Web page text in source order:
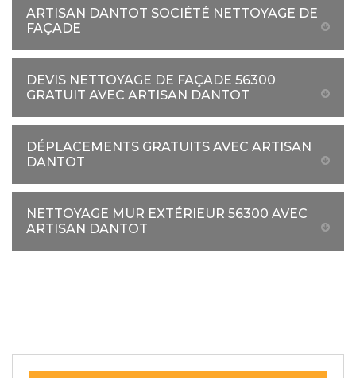
ARTISAN DANTOT SOCIÉTÉ NETTOYAGE DE
FAÇADE
DEVIS NETTOYAGE DE FAÇADE 56300
GRATUIT AVEC ARTISAN DANTOT
DÉPLACEMENTS GRATUITS AVEC ARTISAN
DANTOT
NETTOYAGE MUR EXTÉRIEUR 56300 AVEC
ARTISAN DANTOT